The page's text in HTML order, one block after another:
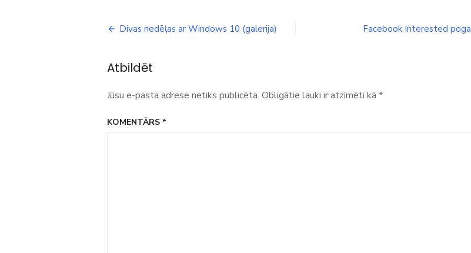
dizains
(Windows
Ziņu
Divas nedēļas ar Windows 10 (galerija) Facebook Interested poga
Atbildēt
Jūsu e-pasta adrese netiks publicēta. Obligātie lauki ir atzīmēti kā *
KOMENTĀRS *